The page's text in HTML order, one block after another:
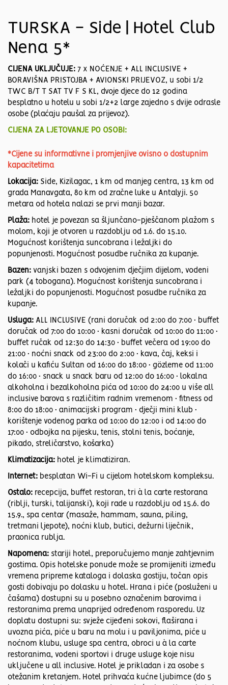
TURSKA - Side | Hotel Club
Nena 5*
CIJENA UKLJUČUJE: 7 x NOĆENJE + ALL INCLUSIVE +
BORAVIŠNA PRISTOJBA + AVIONSKI PRIJEVOZ, u sobi 1/2
TWC B/T T SAT TV F S KL, dvoje djece do 12 godina
besplatno u hotelu u sobi 1/2+2 large zajedno s dvije odrasle
osobe (plaćaju paušal za prijevoz).
CIJENA ZA LJETOVANJE PO OSOBI:
*Cijene su informativne i promjenjive ovisno o dostupnim
kapacitetima
Lokacija: Side, Kizilagac, 1 km od manjeg centra, 13 km od
grada Manavgata, 80 km od zračne luke u Antalyji. 50
metara od hotela nalazi se prvi manji bazar.
Plaža: hotel je povezan sa šljunčano-pješčanom plažom s
molom, koji je otvoren u razdoblju od 1.6. do 15.10.
Mogućnost korištenja suncobrana i ležaljki do
popunjenosti. Mogućnost posudbe ručnika za kupanje.
Bazen: vanjski bazen s odvojenim dječjim dijelom, vodeni
park (4 tobogana). Mogućnost korištenja suncobrana i
ležaljki do popunjenosti. Mogućnost posudbe ručnika za
kupanje.
Usluga: ALL INCLUSIVE (rani doručak od 2:00 do 7:00 • buffet
doručak od 7:00 do 10:00 • kasni doručak od 10:00 do 11:00 •
buffet ručak od 12:30 do 14:30 • buffet večera od 19:00 do
21:00 • noćni snack od 23:00 do 2:00 • kava, čaj, keksi i
kolači u kafiću Sultan od 16:00 do 18:00 • gözleme od 11:00
do 16:00 • snack u snack baru od 12:00 do 16:00 • lokalna
alkoholna i bezalkoholna pića od 10:00 do 24:00 u više all
inclusive barova s različitim radnim vremenom • fitness od
8:00 do 18:00 • animacijski program • dječji mini klub •
korištenje vodenog parka od 10:00 do 12:00 i od 14:00 do
17:00 • odbojka na pijesku, tenis, stolni tenis, boćanje,
pikado, streličarstvo, košarka)
Klimatizacija: hotel je klimatiziran.
Internet: besplatan Wi-Fi u cijelom hotelskom kompleksu.
Ostalo: recepcija, buffet restoran, tri à la carte restorana
(riblji, turski, talijanski), koji rade u razdoblju od 15.6. do
15.9., spa centar (masaže, hammam, sauna, piling,
tretmani ljepote), noćni klub, butici, dežurni liječnik,
praonica rublja.
Napomena: stariji hotel, preporučujemo manje zahtjevnim
gostima. Opis hotelske ponude može se promijeniti između
vremena pripreme kataloga i dolaska gostiju, točan opis
gosti dobivaju po dolasku u hotel. Hrana i piće (posluženi u
čašama) dostupni su u posebno označenim barovima i
restoranima prema unaprijed određenom rasporedu. Uz
doplatu dostupni su: svježe cijeđeni sokovi, flaširana i
uvozna pića, piće u baru na molu i u paviljonima, piće u
noćnom klubu, usluge spa centra, obroci u à la carte
restoranima, vodeni sportovi i druge usluge koje nisu
uključene u all inclusive. Hotel je prikladan i za osobe s
otežanim kretanjem. Hotel prihvaća kućne ljubimce (do 5